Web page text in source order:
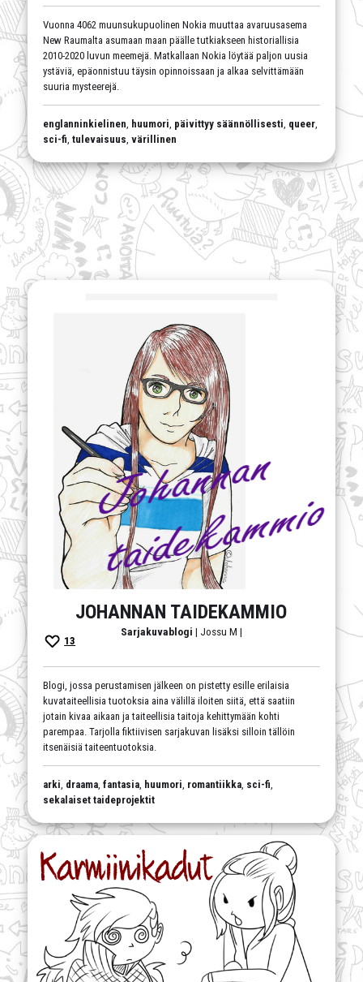
Vuonna 4062 muunsukupuolinen Nokia muuttaa avaruusasema
New Raumalta asumaan maan päälle tutkiakseen historiallisia
2010-2020 luvun meemejä. Matkallaan Nokia löytää paljon uusia
ystäviä, epäonnistuu täysin opinnoissaan ja alkaa selvittämään
suuria mysteerejä.
englanninkielinen huumori päivittyy säännöllisesti queer
sci-fi ,tulevaisuus ,värillinen
JOHANNAN TAIDEKAMMIO
Sarjakuvablogi | Jossu M |
13
Blogi, jossa perustamisen jälkeen on pistetty esille erilaisia
kuvataiteellisia tuotoksia aina välillä iloiten siitä, että saatiin
jotain kivaa aikaan ja taiteellisia taitoja kehittymään kohti
parempaa. Tarjolla fiktiivisen sarjakuvan lisäksi silloin tällöin
itsenäisiä taiteentuotoksia.
arki draama ,fantasia huumori romantiikka sci-fi
sekalaiset taideprojektit